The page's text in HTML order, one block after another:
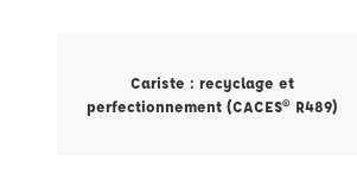
Cariste : recyclage et
perfectionnement (CACES® R489)